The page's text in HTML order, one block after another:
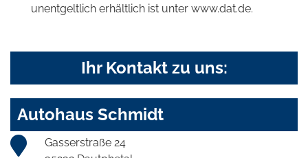
unentgeltlich erhältlich ist unter www.dat.de.
Ihr Kontakt zu uns:
Autohaus Schmidt
Gasserstraße 24